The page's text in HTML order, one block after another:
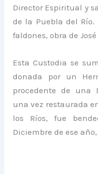
Director Espiritual y
de la Puebla del
faldones, obra de
Esta Custodia se
donada por un
procedente de una
una vez restaurada
los Ríos, fue
Diciembre de ese